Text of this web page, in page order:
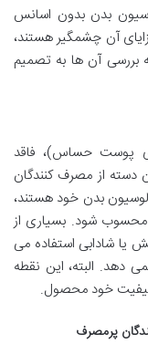
بدن بدون اسانس
آن چشمگیر هستند،
بررسی آن ها به تصمیم
پوست حساس)، فاقد
از مصرف کنندگان
بدن خود هستند،
محسوب شود. بسیاری از
یا شادابی استفاده می
دهد. البته، این نقطه
خود محصول.
پرمصرف